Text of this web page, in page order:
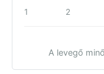
1 2
A levegő